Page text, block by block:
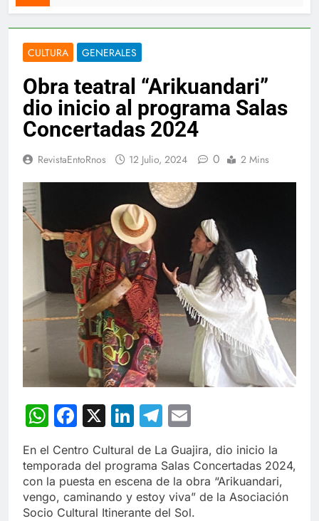
CULTURA GENERALES
Obra teatral “Arikuandari”
dio inicio al programa Salas
Concertadas 2024
RevistaEntoRnos 12 Julio, 2024 0 2 Mins
WhatsApp
Facebook
X LinkedIn
Telegram
En el Centro Cultural de La Guajira, dio inicio la
temporada del programa Salas Concertadas 2024,
con la puesta en escena de la obra “Arikuandari,
vengo, caminando y estoy viva” de la Asociación
Socio Cultural Itinerante del Sol.